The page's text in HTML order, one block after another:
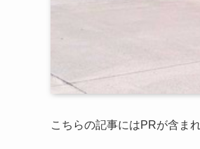
こちらの記事にはPRが含ま